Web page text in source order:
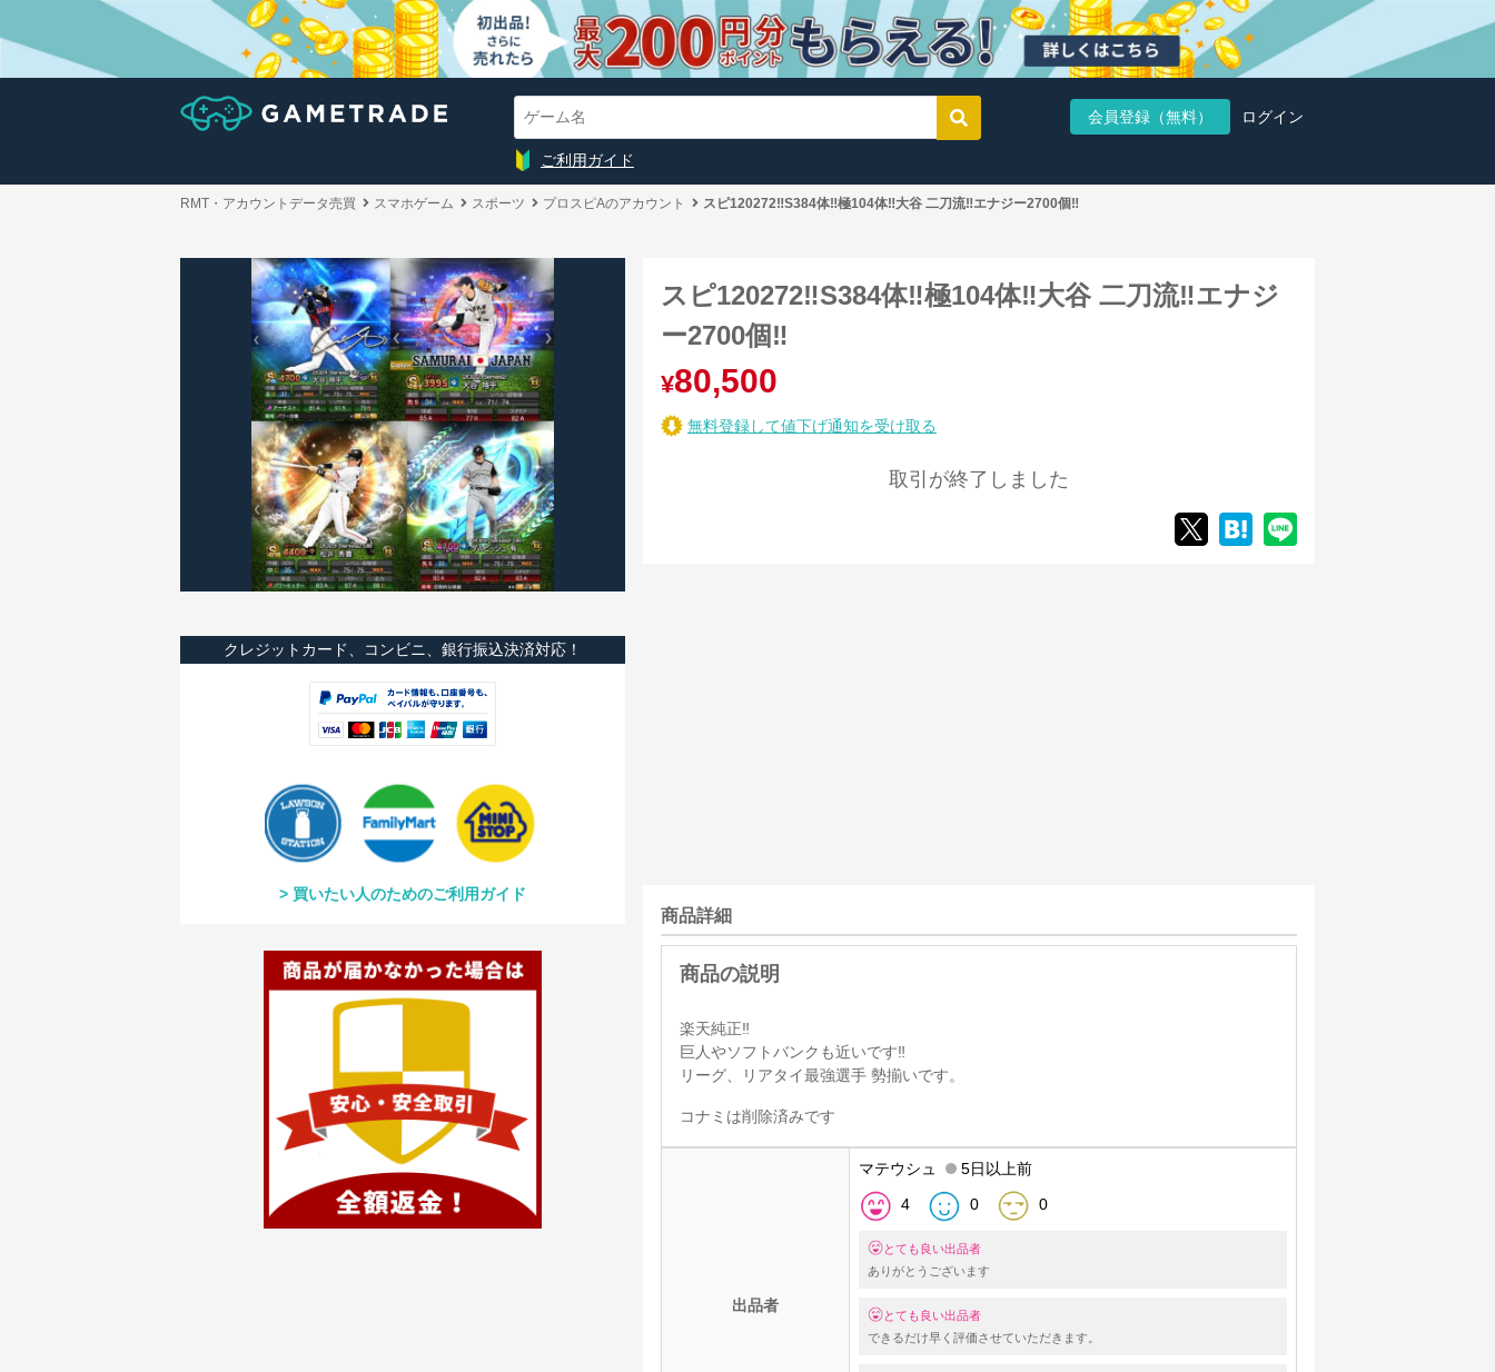
会員登録（無料） ログイン
ご利用ガイド
RMT・アカウントデータ売買 スマホゲーム スポーツ プロスピAのアカウント スピ120272‼️S384体‼️極104体‼️大谷 二刀流‼️エナジー2700個‼️
クレジットカード、コンビニ、銀行振込決済対応！
買いたい人のためのご利用ガイド
スピ120272‼️S384体‼️極104体‼️大谷 二刀流‼️エナジ
ー2700個‼️
¥80,500
無料登録して値下げ通知を受け取る
取引が終了しました
商品詳細
楽天純正‼️
巨人やソフトバンクも近いです‼️
リーグ、リアタイ最強選手 勢揃いです。
コナミは削除済みです
出品者
マテウシュ 5日以上前
4 0 0
とても良い出品者
ありがとうございます
とても良い出品者
できるだけ早く評価させていただきます。